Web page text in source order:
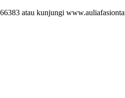
atau kunjungi